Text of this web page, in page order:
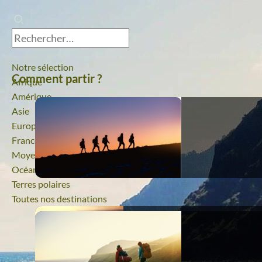
Notre sélection
Afrique
Amérique
Asie
Europe
France
Moyen-Orient
Océanie
Terres polaires
Toutes nos destinations
Comment partir ?